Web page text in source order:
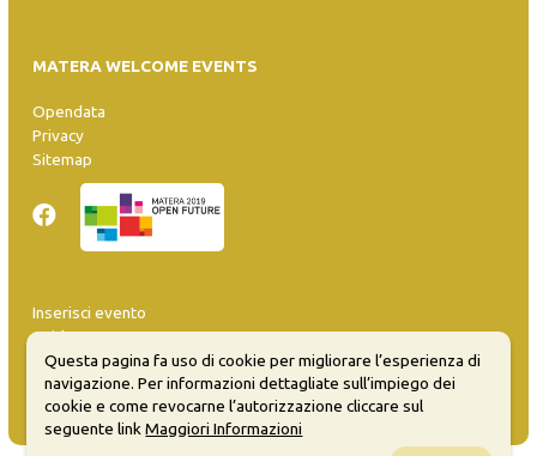
MATERA WELCOME EVENTS
Opendata
Privacy
Sitemap
Inserisci evento
Guida
FAQ
info@materaevents.it
Questa pagina fa uso di cookie per migliorare l’esperienza di
navigazione. Per informazioni dettagliate sull’impiego dei
cookie e come revocarne l’autorizzazione cliccare sul
seguente linkMaggiori Informazioni